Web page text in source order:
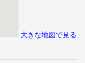
大きな地図で見る